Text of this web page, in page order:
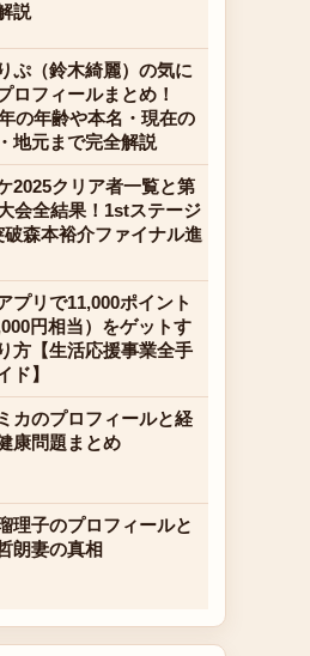
説
ぷ（鈴木綺麗）の気に
ロフィールまとめ！
の年齢や本名・現在の
地元まで完全解説
2025クリア者一覧と第
会全結果！1stステージ
破森本裕介ファイナル進
プリで11,000ポイント
円相当）をゲットす
方【生活応援事業全手
ド】
カのプロフィールと経
康問題まとめ
理子のプロフィールと
朗妻の真相